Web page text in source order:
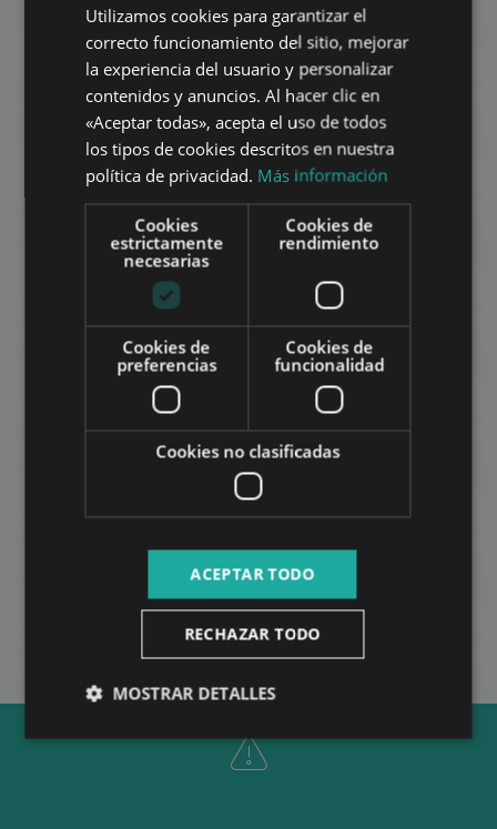
ANDRÁSSY ROAD LUXURY
La renta:732.000 HUF
Distrito 6 • 2 dormitorios • 90 m2
AÑADIR A LA LISTA
APARTMENT WITH TERRACE ON ANDRÁSSY
AVENNUE
988.000 HUF
Distrito 6 • 3 dormitorios • 203 m
MÁS
ENGLISH
HUNGARIAN
FRENCH
SPANISH
RUSSIAN
Utilizamos cookies para garantizar el
correcto funcionamiento del sitio, mejorar
la experiencia del usuario y personalizar
contenidos y anuncios. Al hacer clic en
«Aceptar todas», acepta el uso de todos
los tipos de cookies descritos en nuestra
política de privacidad. Más información
Cookies
estrictamente
necesarias
Cookies de
rendimiento
Cookies de
preferencias
Cookies de
funcionalidad
Cookies no clasificadas
ACEPTAR TODO
RECHAZAR TODO
MOSTRAR DETALLES